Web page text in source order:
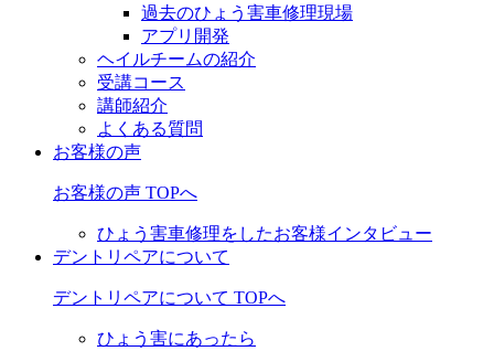
過去のひょう害車修理現場
アプリ開発
ヘイルチームの紹介
受講コース
講師紹介
よくある質問
お客様の声
お客様の声 TOPへ
ひょう害車修理をしたお客様インタビュー
デントリペアについて
デントリペアについて TOPへ
ひょう害にあったら